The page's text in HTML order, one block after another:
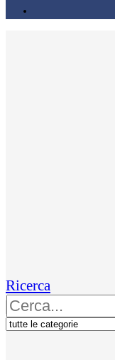
Ricerca